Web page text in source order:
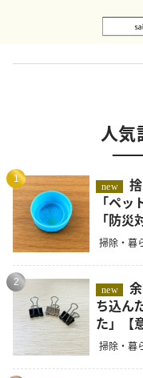
人気
1
new
捨てなかった人、正解です！小さい
「ペ
「防
掃除・暮
2
new
余った「ダブルクリップ」を車に持
ち込ん
た」【
掃除・暮